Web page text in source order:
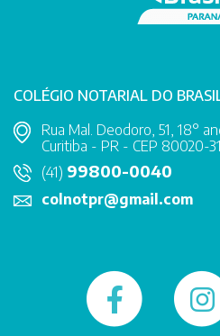
COLÉGIO NOTARIAL DO
Rua Mal. Deodoro, 51, 18°
Curitiba - PR - CEP 80020-
(41) 99800-0040
colnotpr@gmail.com